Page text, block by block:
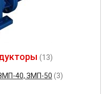
(13)
40, ЗМП-50 (3)